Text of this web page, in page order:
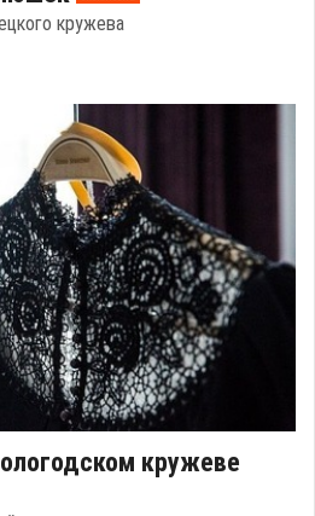
кружева
кружеве